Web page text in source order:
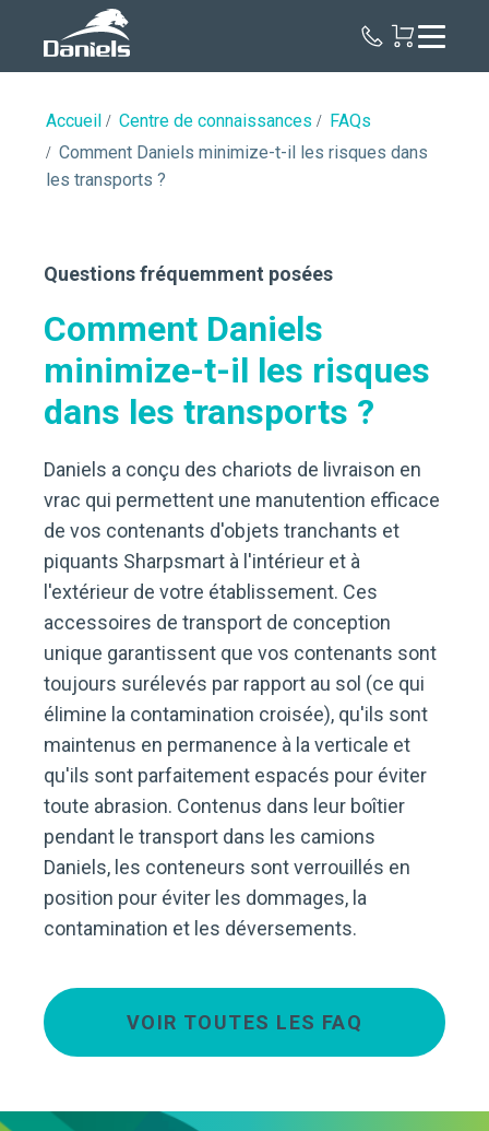
Accueil Centre de connaissances
FAQs
Comment Daniels minimize-t-il les risques dans
les transports ?
Questions fréquemment posées
Comment Daniels
minimize-t-il les risques
dans les transports ?
Daniels a conçu des chariots de livraison en
vrac qui permettent une manutention efficace
de vos contenants d'objets tranchants et
piquants Sharpsmart à l'intérieur et à
l'extérieur de votre établissement. Ces
accessoires de transport de conception
unique garantissent que vos contenants sont
toujours surélevés par rapport au sol (ce qui
élimine la contamination croisée), qu'ils sont
maintenus en permanence à la verticale et
qu'ils sont parfaitement espacés pour éviter
toute abrasion. Contenus dans leur boîtier
pendant le transport dans les camions
Daniels, les conteneurs sont verrouillés en
position pour éviter les dommages, la
contamination et les déversements.
VOIR TOUTES LES FAQ